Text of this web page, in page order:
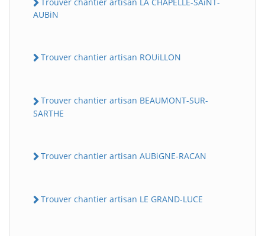
AUBiN
Trouver chantier artisan ROUiLLON
Trouver chantier artisan BEAUMONT-SUR-
SARTHE
Trouver chantier artisan AUBiGNE-RACAN
Trouver chantier artisan LE GRAND-LUCE